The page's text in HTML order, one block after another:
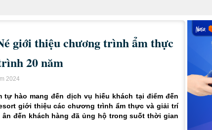
giới thiệu chương trình ẩm thực
20 năm
2024
tự hào mang đến dịch vụ hiếu khách tại điểm đến
giới thiệu các chương trình ẩm thực và giải trí
đến khách hàng đã ủng hộ trong suốt thời gian